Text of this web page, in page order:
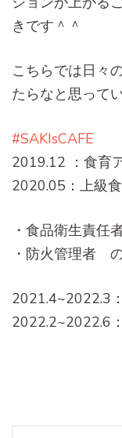
きです＾＾
こちらでは日々
たらなと思ってい
#SAKIsCAFE
2019.12 ：食育
2020.05：上級
・食品衛生責任
・防火管理者
2021.4~2022.3
2022.2~2022.6